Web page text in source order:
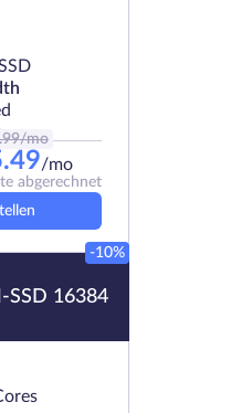
/mo
/mo
abgerechnet
SSD 16384
-10%